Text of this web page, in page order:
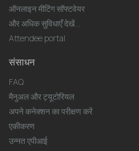
ऑनलाइन मीटिंग सॉफ्टवेयर
और अधिक सुविधाएँ देखें...
Attendee portal
संसाधन
FAQ
मैनुअल और ट्यूटोरियल
अपने कनेक्शन का परीक्षण करें
एकीकरण
उन्नत एपीआई